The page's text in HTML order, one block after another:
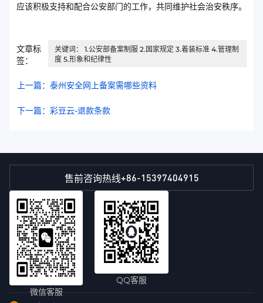
应该积极支持和配合公安部门的工作，共同维护社会治安秩序。
文章标
签：
关键词： 1.公安部备案制服 2.国家规定 3.着装标准 4.管理制
度 5.形象和纪律性
上一篇：泰州安全网上备案需哪些资料
下一篇：彩豆云-退款条款
售前咨询热线+86-15397404915
微信客服
QQ客服